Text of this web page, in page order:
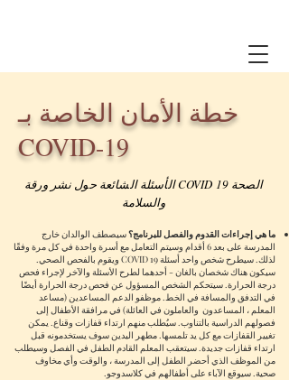
خطة الأمان الخاصة بـ
COVID-19
الأسئلة الشائعة حول نشر ورقة COVID 19 الصحة
والسلامة
ما هي إجراءات القدوم والفصل للبرنامج؟سيصطف الوالدان خارج
المدرسة على بعد 6 أقدام وسيتم التعامل مع أسرة واحدة في كل مرة وفقًا
لذلك. سيطرح شخص واحد أسئلة COVID 19 ويقوم بالفحص الصحي.
سيكون هناك شخصان بالغان - أحدهما لطرح الأسئلة والآخر لإجراء فحص
درجة الحرارة. سيتحكم الشخص المسؤول عن فحص درجة الحرارة أيضًا
في التدفق والمسافة في الخط. موظفو الدعم المساعدين (مساعد
المعلم ، المساعدون والعاملون في العائلة) في مرافقة الأطفال إلى
فصولهم الدراسية بالتناوب. سيُطلب منهم ارتداء قفازات وقناع. يمكن
تغيير القفازات مع كل يد تلمسها. مطهر اليدين سوف يستخدمونه قبل
ارتداء قفازات جديدة. سيتعقب المعلم القادم الطفل في الفصل وسيطلب
من الموظف الذي أحضر الطفل إلى المدرسة ، والوقت وأي مخاوف
صحية. سيوقع الآباء على أطفالهم في كلاسدوجو.